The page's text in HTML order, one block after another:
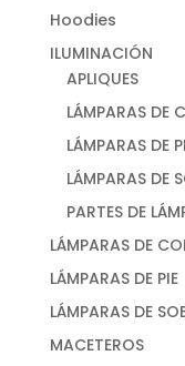
Hoodies
ILUMINACIÓN
APLIQUES
LÁMPARAS DE
LÁMPARAS DE
LÁMPARAS DE
PARTES DE
LÁMPARAS DE
LÁMPARAS DE PIE
LÁMPARAS DE
MACETEROS